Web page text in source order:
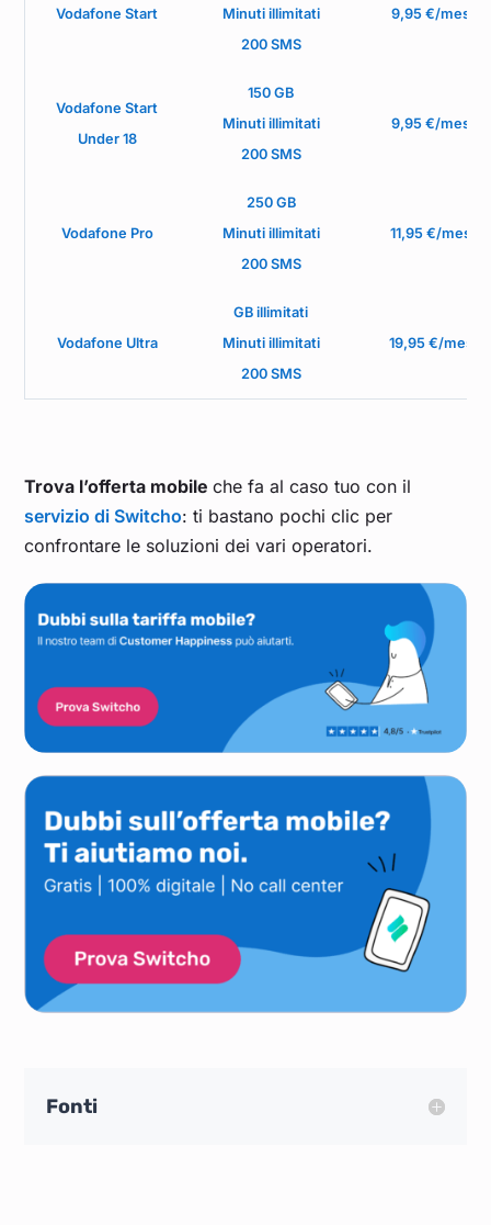
Vodafone Start
Minuti illimitati
200 SMS
9,95 €/mese
Vodafone Start
Under 18
150 GB
Minuti illimitati
200 SMS
9,95 €/mese
Vodafone Pro
250 GB
Minuti illimitati
200 SMS
11,95 €/mese
Vodafone Ultra
GB illimitati
Minuti illimitati
200 SMS
19,95 €/mese
Trova l’offerta mobileche fa al caso tuo con il
servizio di Switcho: ti bastano pochi clic per
confrontare le soluzioni dei vari operatori.
Fonti